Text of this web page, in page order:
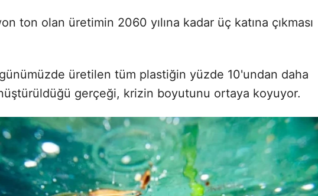
ton olan üretimin 2060 yılına kadar üç katına çıkması
günümüzde üretilen tüm plastiğin yüzde 10'undan daha
gerçeği, krizin boyutunu ortaya koyuyor.